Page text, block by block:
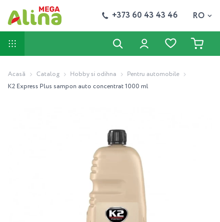
+373 60 43 43 46 RO
Acasă Catalog Hobby si odihna
Pentru automobile
K2 Express Plus sampon auto concentrat 1000 ml